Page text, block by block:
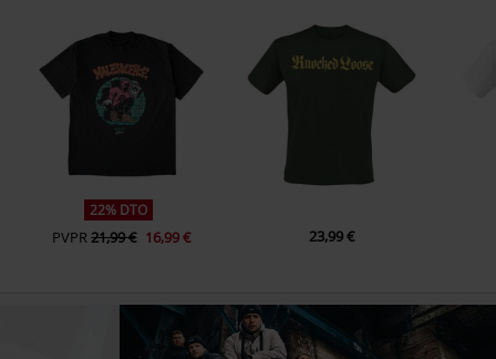
22% DTO
PVPR21,99 € 16,99 € 23,99 €